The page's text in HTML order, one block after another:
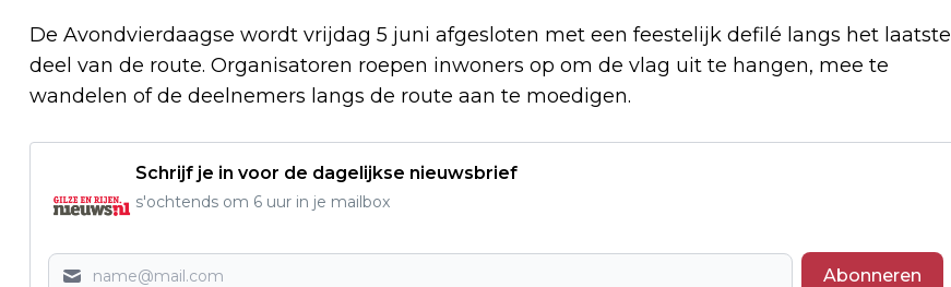
De Avondvierdaagse wordt vrijdag 5 juni afgesloten met een feestelijk defilé langs het laatste
deel van de route. Organisatoren roepen inwoners op om de vlag uit te hangen, mee te
wandelen of de deelnemers langs de route aan te moedigen.
Schrijf je in voor de dagelijkse nieuwsbrief
s'ochtends om 6 uur in je mailbox
Abonneren